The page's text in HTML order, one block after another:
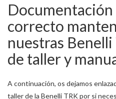
Documentación
correcto
nuestras Benelli
de taller y
A continuación, os dejamos
taller de la Benelli TRK por si